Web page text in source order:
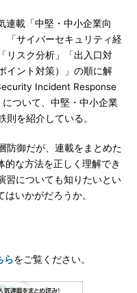
載「中堅・中小企業向
「サイバーセキュリティ経
リスク分析」「出入口対
イント対策）」の順に解
Incident Response
ついて、中堅・中小企業
を紹介している。
防御だが、連載をまとめた
な方法を正しく理解でき
習についても知りたいとい
いかがだろうか。
らをご覧ください。